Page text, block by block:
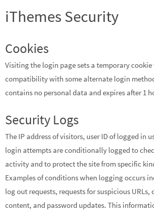
iThemes Security
Cookies
Visiting the login page sets a temporary
compatibility with some alternate login
contains no personal data and expires after 1
Security Logs
The IP address of visitors, user ID of logged in
login attempts are conditionally logged to
activity and to protect the site from specific
Examples of conditions when logging occurs
log out requests, requests for suspicious URLs,
content, and password updates. This